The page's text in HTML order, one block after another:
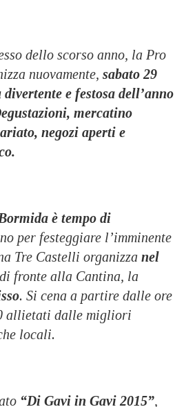
dello scorso anno, la Pro
nuovamente, sabato 29
e festosa dell’anno
mercatino
negozi aperti e
.
è tempo di
per festeggiare l’imminente
Tre Castelli organizza nel
fronte alla Cantina, la
. Si cena a partire dalle ore
allietati dalle migliori
locali.
“Di Gavi in Gavi 2015”,